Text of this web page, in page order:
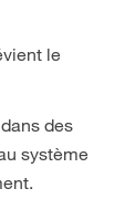
le
des
système